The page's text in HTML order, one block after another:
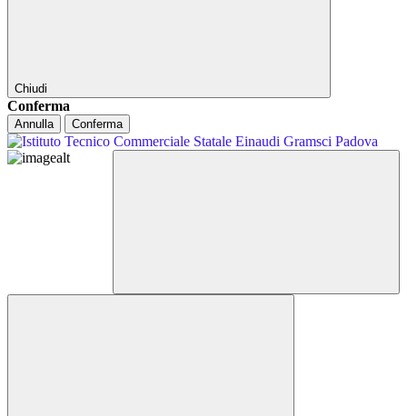
Chiudi
Conferma
Annulla Conferma